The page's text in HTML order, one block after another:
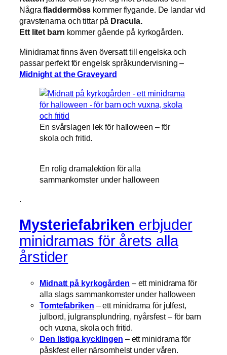
Någrafladdermöss kommer flygande. De landar vid
gravstenarna och tittar på Dracula.
Ett litet barn kommer gående på kyrkogården.
Minidramat finns även översatt till engelska och
passar perfekt för engelsk språkundervisning –
Midnight at the Graveyard
En svårslagen lek för halloween – för
skola och fritid.
En rolig dramalektion för alla
sammankomster under halloween
.
Mysteriefabriken erbjuder
minidramas för årets alla
årstider
Midnatt på kyrkogården – ett minidrama för
alla slags sammankomster under halloween
Tomtefabriken – ett minidrama för julfest,
julbord, julgransplundring, nyårsfest – för barn
och vuxna, skola och fritid.
Den listiga kycklingen – ett minidrama för
påskfest eller närsomhelst under våren.